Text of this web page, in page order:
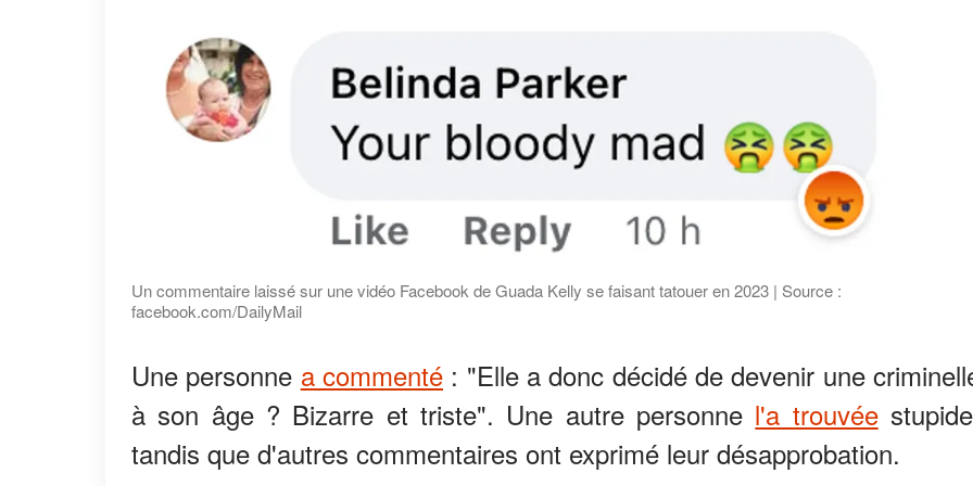
Un commentaire laissé sur une vidéo Facebook de Guada Kelly se faisant tatouer en 2023 | Source :
facebook.com/DailyMail
Une personne a commenté : "Elle a donc décidé de devenir une
à son âge ? Bizarre et triste". Une autre personne l'a trouvée
tandis que d'autres commentaires ont exprimé leur désapprobation.